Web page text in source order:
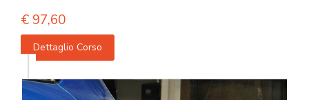
€ 97,60
Dettaglio Corso